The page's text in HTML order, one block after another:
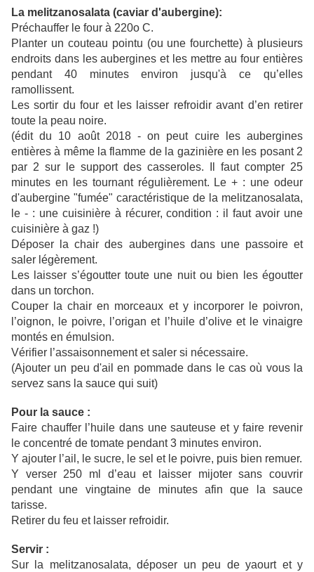
La melitzanosalata (caviar d'aubergine):
Préchauffer le four à 220o C.
Planter un couteau pointu (ou une fourchette) à plusieurs
endroits dans les aubergines et les mettre au four entières
pendant 40 minutes environ jusqu'à ce qu’elles
ramollissent.
Les sortir du four et les laisser refroidir avant d’en retirer
toute la peau noire.
(édit du 10 août 2018 - on peut cuire les aubergines
entières à même la flamme de la gazinière en les posant 2
par 2 sur le support des casseroles. Il faut compter 25
minutes en les tournant régulièrement. Le + : une odeur
d'aubergine "fumée" caractéristique de la melitzanosalata,
le - : une cuisinière à récurer, condition : il faut avoir une
cuisinière à gaz !)
Déposer la chair des aubergines dans une passoire et
saler légèrement.
Les laisser s’égoutter toute une nuit ou bien les égoutter
dans un torchon.
Couper la chair en morceaux et y incorporer le poivron,
l’oignon, le poivre, l’origan et l’huile d’olive et le vinaigre
montés en émulsion.
Vérifier l’assaisonnement et saler si nécessaire.
(Ajouter un peu d'ail en pommade dans le cas où vous la
servez sans la sauce qui suit)
Pour la sauce :
Faire chauffer l’huile dans une sauteuse et y faire revenir
le concentré de tomate pendant 3 minutes environ.
Y ajouter l’ail, le sucre, le sel et le poivre, puis bien remuer.
Y verser 250 ml d’eau et laisser mijoter sans couvrir
pendant une vingtaine de minutes afin que la sauce
tarisse.
Retirer du feu et laisser refroidir.
Servir :
Sur la melitzanosalata, déposer un peu de yaourt et y